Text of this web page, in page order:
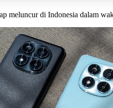
meluncur di Indonesia dalam